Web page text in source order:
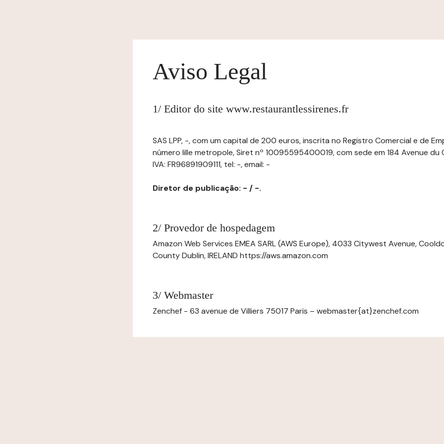
Aviso Legal
1/ Editor do site www.restaurantlessirenes.fr
SAS LPP, -, com um capital de 200 euros, inscrita no Registro Comercial e de
número lille metropole, Siret nº 10095595400019, com sede em 184 Avenue du
IVA: FR96891909111, tel: -, email: -
Diretor de publicação: - / -.
2/ Provedor de hospedagem
Amazon Web Services EMEA SARL (AWS Europe), 4033 Citywest Avenue,
County Dublin, IRELAND https://aws.amazon.com
3/ Webmaster
Zenchef - 63 avenue de Villiers 75017 Paris – webmaster{at}zenchef.com